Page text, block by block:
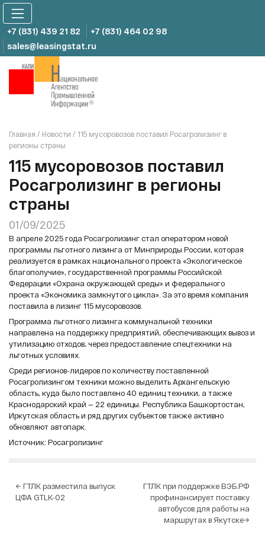
Skip
content
+7 (831) 439 21 82
+7 (831) 464 02 98
sales@leasingstat.ru
Главная / Новости / 115 мусоровозов поставил Росагролизинг в
регионы страны
115 мусоровозов поставил
Росагролизинг в регионы
страны
01/09/2025
В апреле 2025 года Росагролизинг стал оператором новой
программы льготного лизинга от Минприроды России, которая
реализуется в рамках национального проекта «Экологическое
благополучие», государственной программы Российской
Федерации «Охрана окружающей среды» и федерального
проекта «Экономика замкнутого цикла». За это время компания
поставила в лизинг 115 мусоровозов.
Программа льготного лизинга коммунальной техники
направлена на поддержку предприятий, обеспечивающих вывоз и
утилизацию отходов, через предоставление спецтехники на
льготных условиях.
Среди регионов-лидеров по количеству поставленной
Росагролизингом техники можно выделить Архангельскую
область, куда было поставлено 40 единиц техники, а также
Краснодарский край — 22 единицы. Республика Башкортостан,
Иркутская область и ряд других субъектов также активно
обновляют автопарк.
Источник: Росагролизинг
Навигация
по
← ГТЛК разместила выпуск
ЦФА GTLK-02
ГТЛК при поддержке ВЭБ.РФ
профинансирует поставку
автобусов для работы на
маршрутах в Якутске→